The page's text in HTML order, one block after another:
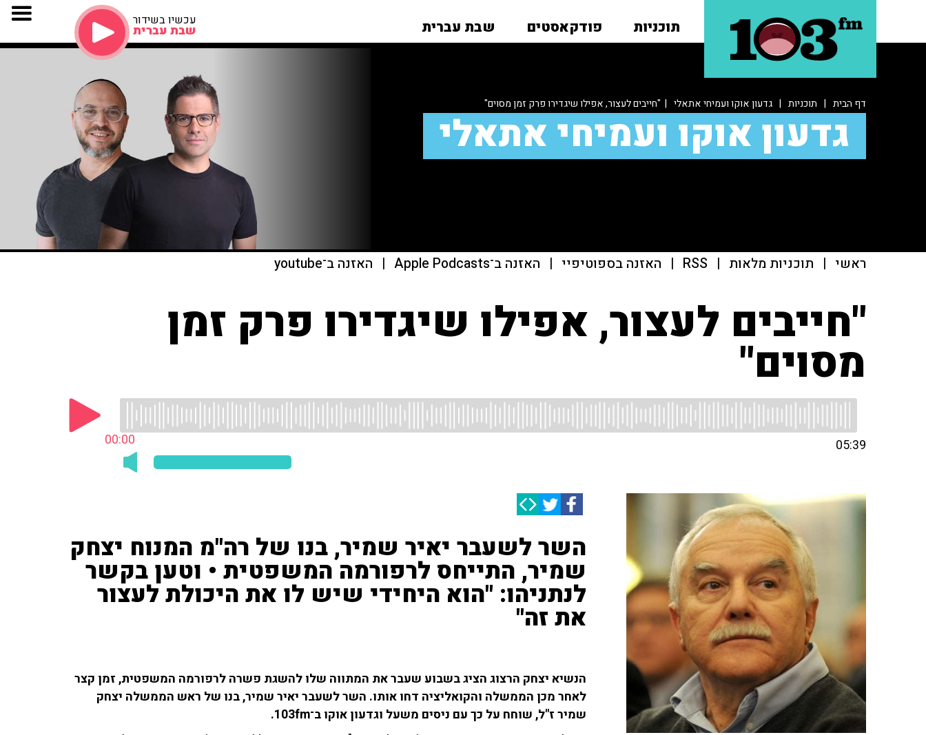
תוכניות פודקאסטים שבת עברית עכשיו בשידור
שבת עברית
דף הבית | תוכניות | גדעון אוקו ועמיחי אתאלי | "חייבים לעצור, אפילו שיגדירו פרק זמן מסוים"
גדעון אוקו ועמיחי אתאלי
ראשי | תוכניות מלאות |
RSS
| האזנה בספוטיפיי | האזנה ב־Apple Podcasts | האזנה ב־youtube
"חייבים לעצור, אפילו שיגדירו פרק זמן
מסוים"
00:00 05:39
השר לשעבר יאיר שמיר, בנו של רה"מ המנוח יצחק
שמיר, התייחס לרפורמה המשפטית • וטען בקשר
לנתניהו: "הוא היחידי שיש לו את היכולת לעצור
את זה"
הנשיא יצחק הרצוג הציג בשבוע שעבר את המתווה שלו להשגת פשרה לרפורמה המשפטית, זמן קצר
לאחר מכן הממשלה והקואליציה דחו אותו. השר לשעבר יאיר שמיר, בנו של ראש הממשלה יצחק
שמיר ז"ל, שוחח על כך עם ניסים משעל וגדעון אוקו ב־103fm.